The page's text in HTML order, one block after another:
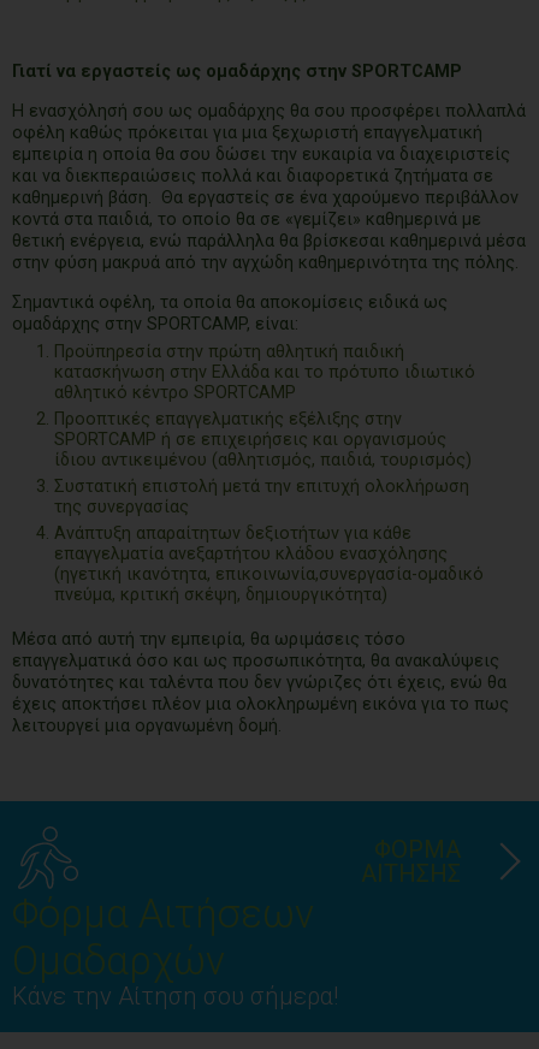
Γιατί να εργαστείς ως ομαδάρχης στην SPORTCAMP
Η ενασχόλησή σου ως ομαδάρχης θα σου προσφέρει πολλαπλά
οφέλη καθώς πρόκειται για μια ξεχωριστή επαγγελματική
εμπειρία η οποία θα σου δώσει την ευκαιρία να διαχειριστείς
και να διεκπεραιώσεις πολλά και διαφορετικά ζητήματα σε
καθημερινή βάση. Θα εργαστείς σε ένα χαρούμενο περιβάλλον
κοντά στα παιδιά, το οποίο θα σε «γεμίζει» καθημερινά με
θετική ενέργεια, ενώ παράλληλα θα βρίσκεσαι καθημερινά μέσα
στην φύση μακρυά από την αγχώδη καθημερινότητα της πόλης.
Σημαντικά οφέλη, τα οποία θα αποκομίσεις ειδικά ως
ομαδάρχης στην SPORTCAMP, είναι:
Προϋπηρεσία στην πρώτη αθλητική παιδική
κατασκήνωση στην Ελλάδα και το πρότυπο ιδιωτικό
αθλητικό κέντρο SPORTCAMP
Προοπτικές επαγγελματικής εξέλιξης στην
SPORTCAMP ή σε επιχειρήσεις και οργανισμούς
ίδιου αντικειμένου (αθλητισμός, παιδιά, τουρισμός)
Συστατική επιστολή μετά την επιτυχή ολοκλήρωση
της συνεργασίας
Ανάπτυξη απαραίτητων δεξιοτήτων για κάθε
επαγγελματία ανεξαρτήτου κλάδου ενασχόλησης
(ηγετική ικανότητα, επικοινωνία,συνεργασία-ομαδικό
πνεύμα, κριτική σκέψη, δημιουργικότητα)
Μέσα από αυτή την εμπειρία, θα ωριμάσεις τόσο
επαγγελματικά όσο και ως προσωπικότητα, θα ανακαλύψεις
δυνατότητες και ταλέντα που δεν γνώριζες ότι έχεις, ενώ θα
έχεις αποκτήσει πλέον μια ολοκληρωμένη εικόνα για το πως
λειτουργεί μια οργανωμένη δομή.
Φόρμα Αιτήσεων
Ομαδαρχών
Κάνε την Αίτηση σου σήμερα!
ΦΟΡΜΑ
ΑΙΤΗΣΗΣ